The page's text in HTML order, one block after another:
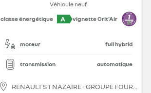
Véhicule neuf
classe énergétique
A vignette Crit'Air
moteur full hybrid
transmission automatique
RENAULT ST NAZAIRE - GROUPE FOURRAGE